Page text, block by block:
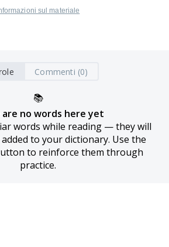
sul materiale
Commenti (0)
📚
no words here yet
words while reading — they will
to your dictionary. Use the
to reinforce them through
practice.